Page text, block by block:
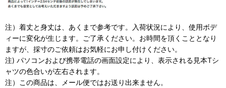
注）着丈と身丈は、あくまで参考です。入荷状況により、使用ボデ
ィーに変化が生じます。ご了承ください。お時間を頂くこととなり
ますが、採寸のご依頼はお気軽にお申し付けください。
注) パソコンおよび携帯電話の画面設定により、表示される見本Tシ
ャツの色合いが左右されます。
注）この商品は、メール便ではお送り出来ません。